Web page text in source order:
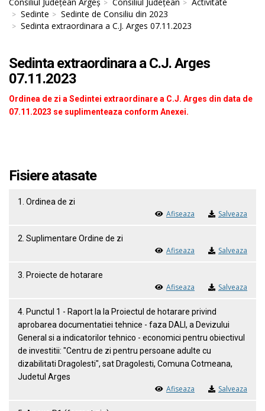
Sedinte
Sedinte de Consiliu din 2023
Sedinta extraordinara a C.J. Arges 07.11.2023
Sedinta extraordinara a C.J. Arges
07.11.2023
Ordinea de zi a Sedintei extraordinare a C.J. Arges din data de
07.11.2023 se suplimenteaza conform Anexei.
Fisiere atasate
1. Ordinea de zi
Afiseaza Salveaza
2. Suplimentare Ordine de zi
Afiseaza Salveaza
3. Proiecte de hotarare
Afiseaza Salveaza
4. Punctul 1 - Raport la la Proiectul de hotarare privind
aprobarea documentatiei tehnice - faza DALI, a Devizului
General si a indicatorilor tehnico - economici pentru obiectivul
de investitii: "Centru de zi pentru persoane adulte cu
dizabilitati Dragolesti", sat Dragolesti, Comuna Cotmeana,
Judetul Arges
Afiseaza Salveaza